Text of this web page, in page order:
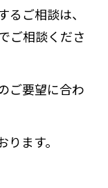
ご相談は、
ご相談くださ
ご要望に合わ
ます。